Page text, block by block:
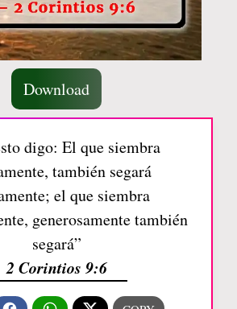
Download
digo: El que siembra
también segará
el que siembra
generosamente también
segará”
2 Corintios 9:6